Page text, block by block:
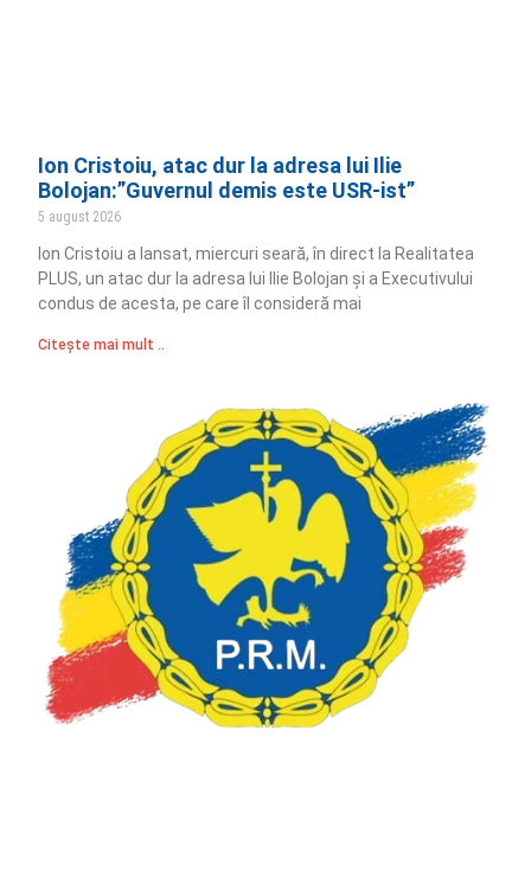
Ion Cristoiu, atac dur la adresa lui Ilie
Bolojan:”Guvernul demis este USR-ist”
5 august 2026
Ion Cristoiu a lansat, miercuri seară, în direct la Realitatea
PLUS, un atac dur la adresa lui Ilie Bolojan și a Executivului
condus de acesta, pe care îl consideră mai
Citește mai mult ..